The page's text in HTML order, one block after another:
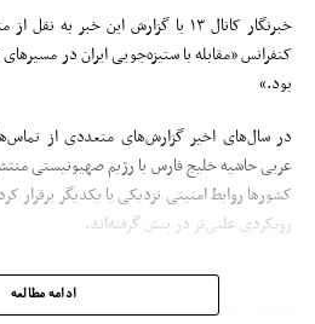
خبرنگار کانال ۱۳ با گزارش این خبر
کنفرانس «مقابله با ستیزه‌جویی ایران در
بود.»
در سال‌های اخیر گزارش‌های متعددی از
عربی حاشیه خلیج فارس با رژیم صهیونیستی
کشورها روابط امنیتی نزدیکی با یکدیگر برقرار
رویکردی علنی‌تر در پیش گرفته‌اند.
تحریم ایران رژیم بحرین روابط ایران و
ادامه مطالعه